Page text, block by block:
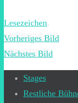
Lesezeichen.
Vorheriges Bild
Nächstes Bild
Stages
Restliche